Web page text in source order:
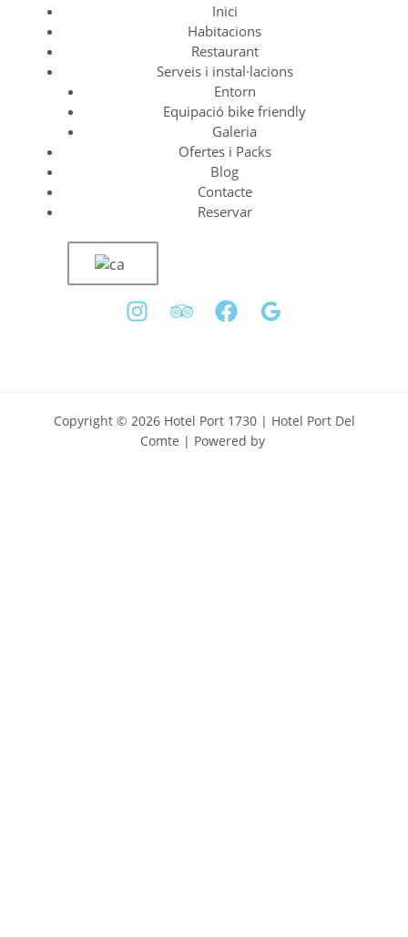
Inici
Habitacions
Restaurant
Serveis i instal·lacions
Entorn
Equipació bike friendly
Galeria
Ofertes i Packs
Blog
Contacte
Reservar
Copyright © 2026 Hotel Port 1730 | Hotel Port Del
Comte | Powered by